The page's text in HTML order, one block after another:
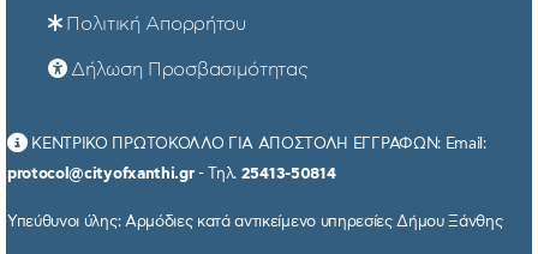
Πολιτική Απορρήτου
Δήλωση Προσβασιμότητας
ΚΕΝΤΡΙΚΟ ΠΡΩΤΟΚΟΛΛΟ ΓΙΑ ΑΠΟΣΤΟΛΗ ΕΓΓΡΑΦΩΝ: Email:
protocol@cityofxanthi.gr- Τηλ. 25413-50814
Υπεύθυνοι ύλης: Αρμόδιες κατά αντικείμενο υπηρεσίες Δήμου Ξάνθης